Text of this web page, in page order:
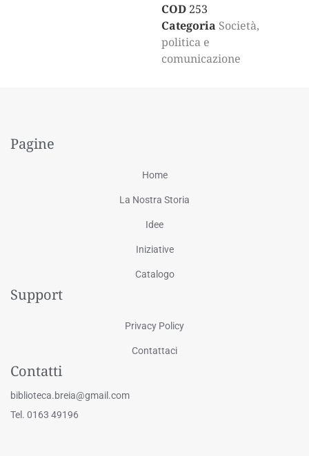
COD 253
Categoria Società,
politica e
comunicazione
Pagine
Home
La Nostra Storia
Idee
Iniziative
Catalogo
Support
Privacy Policy
Contattaci
Contatti
biblioteca.breia@gmail.com
Tel. 0163 49196